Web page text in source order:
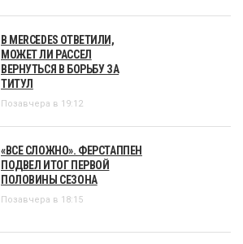
В MERCEDES ОТВЕТИЛИ,
МОЖЕТ ЛИ РАССЕЛ
ВЕРНУТЬСЯ В БОРЬБУ ЗА
ТИТУЛ
Позавчера в 19:12
«ВСЕ СЛОЖНО». ФЕРСТАППЕН
ПОДВЕЛ ИТОГ ПЕРВОЙ
ПОЛОВИНЫ СЕЗОНА
Позавчера в 18:15